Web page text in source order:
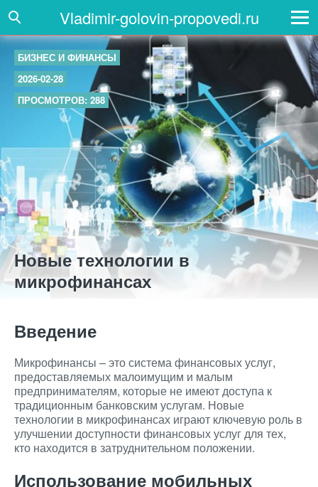
Vladimir-golovin-propovedi.ru
БИЗНЕС И ФИНАНСЫ
2026-02-28
ПРОСМОТРОВ: 288
Новые технологии в
микрофинансах
Введение
Микрофинансы – это система финансовых услуг,
предоставляемых малоимущим и малым
предпринимателям, которые не имеют доступа к
традиционным банковским услугам. Новые
технологии в микрофинансах играют ключевую роль в
улучшении доступности финансовых услуг для тех,
кто находится в затруднительном положении.
Использование мобильных